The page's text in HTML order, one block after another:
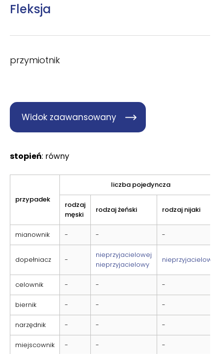
Fleksja
przymiotnik
Widok zaawansowany
stopień: równy
przypadek
liczba pojedyncza
rodzaj
męski
rodzaj żeński rodzaj nijaki
mianownik - - -
dopełniacz -
nieprzyjacielowej
nieprzyjacielowy
nieprzyjacielowa
celownik - - -
biernik - - -
narzędnik - - -
miejscownik - - -